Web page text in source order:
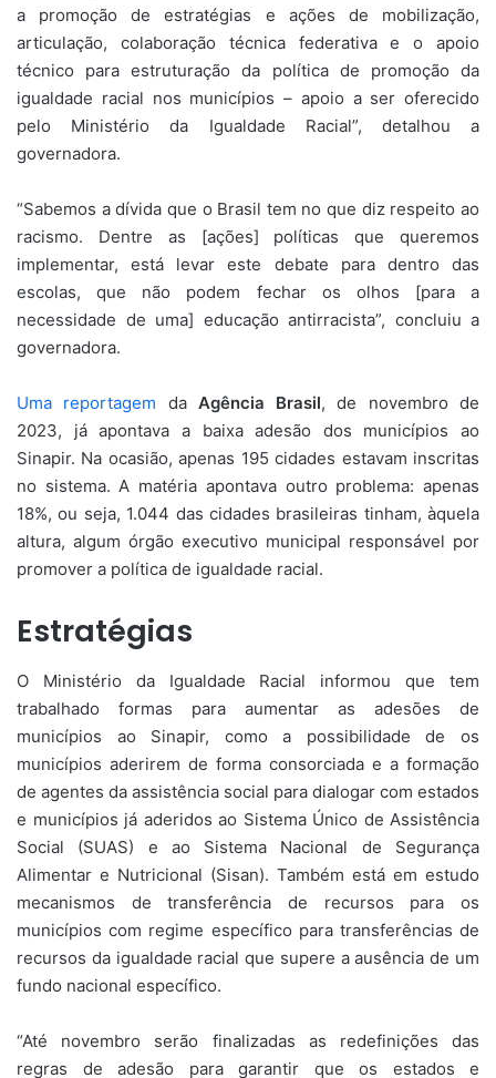
a promoção de estratégias e ações de mobilização,
articulação, colaboração técnica federativa e o apoio
técnico para estruturação da política de promoção da
igualdade racial nos municípios – apoio a ser oferecido
pelo Ministério da Igualdade Racial”, detalhou a
governadora.
“Sabemos a dívida que o Brasil tem no que diz respeito ao
racismo. Dentre as [ações] políticas que queremos
implementar, está levar este debate para dentro das
escolas, que não podem fechar os olhos [para a
necessidade de uma] educação antirracista”, concluiu a
governadora.
Uma reportagem da Agência Brasil, de novembro de
2023, já apontava a baixa adesão dos municípios ao
Sinapir. Na ocasião, apenas 195 cidades estavam inscritas
no sistema. A matéria apontava outro problema: apenas
18%, ou seja, 1.044 das cidades brasileiras tinham, àquela
altura, algum órgão executivo municipal responsável por
promover a política de igualdade racial.
Estratégias
O Ministério da Igualdade Racial informou que tem
trabalhado formas para aumentar as adesões de
municípios ao Sinapir, como a possibilidade de os
municípios aderirem de forma consorciada e a formação
de agentes da assistência social para dialogar com estados
e municípios já aderidos ao Sistema Único de Assistência
Social (SUAS) e ao Sistema Nacional de Segurança
Alimentar e Nutricional (Sisan). Também está em estudo
mecanismos de transferência de recursos para os
municípios com regime específico para transferências de
recursos da igualdade racial que supere a ausência de um
fundo nacional específico.
“Até novembro serão finalizadas as redefinições das
regras de adesão para garantir que os estados e